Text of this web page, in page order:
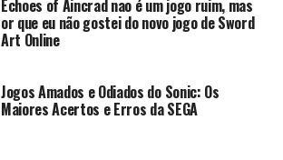
Echoes of Aincrad nao é um jogo ruim, mas
or que eu não gostei do novo jogo de Sword
Art Online
Jogos Amados e Odiados do Sonic: Os
Maiores Acertos e Erros da SEGA